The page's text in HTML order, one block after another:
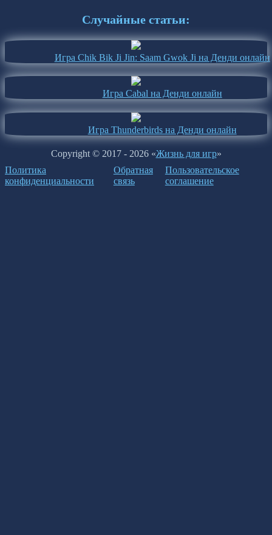
Случайные статьи:
Игра Chik Bik Ji Jin: Saam Gwok Ji на Денди онлайн
Игра Cabal на Денди онлайн
Игра Thunderbirds на Денди онлайн
Copyright © 2017 - 2026 «Жизнь для игр»
Политика
конфиденциальности
Обратная
связь
Пользовательское
соглашение